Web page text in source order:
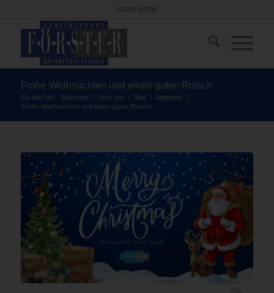
Frohe Weihnachten und einen guten Rutsch
Du bist hier: Startseite / Über uns / Blog / Allgemein /
Frohe Weihnachten und einen guten Rutsch